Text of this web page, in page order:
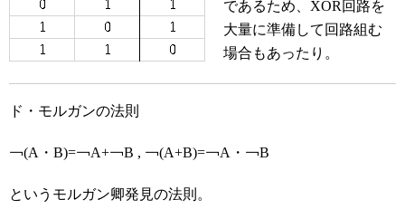
であるため、XOR回路を
大量に準備して回路組む
場合もあったり。
ド・モルガンの法則
￢(A・B)=￢A+￢B , ￢(A+B)=￢A・￢B
というモルガン卿発見の法則。